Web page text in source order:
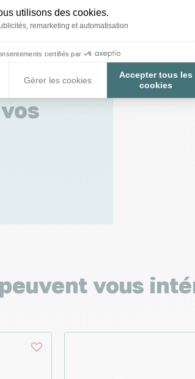
utilisons des cookies.
remarketing et automatisation
certifiés par
Gérer les cookies
Accepter tous les
cookies
vous